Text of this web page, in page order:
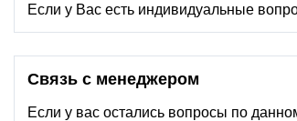
Если у Вас есть индивидуальные
Связь с менеджером
Если у вас остались вопросы по